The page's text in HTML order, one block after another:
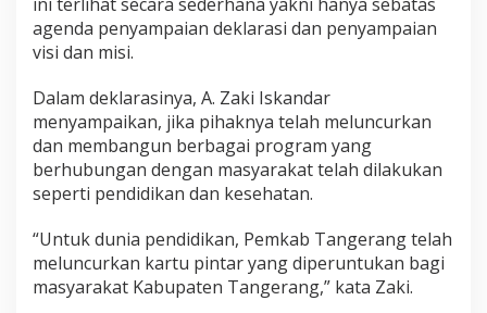
agenda penyampaian deklarasi dan penyampaian
visi dan misi.
Dalam deklarasinya, A. Zaki Iskandar
menyampaikan, jika pihaknya telah meluncurkan
dan membangun berbagai program yang
berhubungan dengan masyarakat telah dilakukan
seperti pendidikan dan kesehatan.
“Untuk dunia pendidikan, Pemkab Tangerang telah
meluncurkan kartu pintar yang diperuntukan bagi
masyarakat Kabupaten Tangerang,” kata Zaki.